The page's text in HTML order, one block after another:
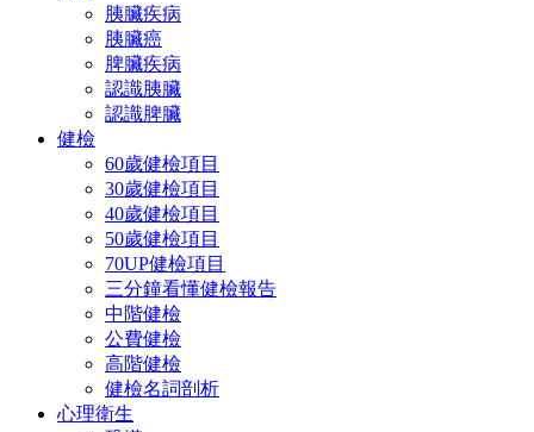
胰臟疾病
胰臟癌
脾臟疾病
認識胰臟
認識脾臟
健檢
60歲健檢項目
30歲健檢項目
40歲健檢項目
50歲健檢項目
70UP健檢項目
三分鐘看懂健檢報告
中階健檢
公費健檢
高階健檢
健檢名詞剖析
心理衛生